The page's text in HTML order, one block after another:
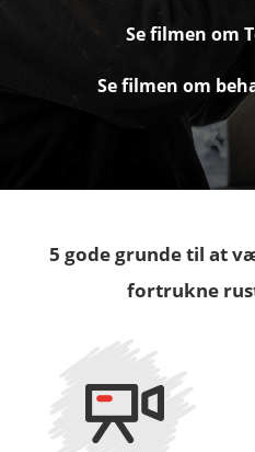
Se filmen om
Se filmen om
5 gode grunde til at
fortrukne